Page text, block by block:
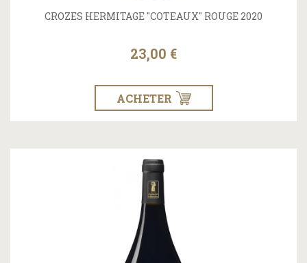
CROZES HERMITAGE "COTEAUX" ROUGE 2020
23,00 €
ACHETER